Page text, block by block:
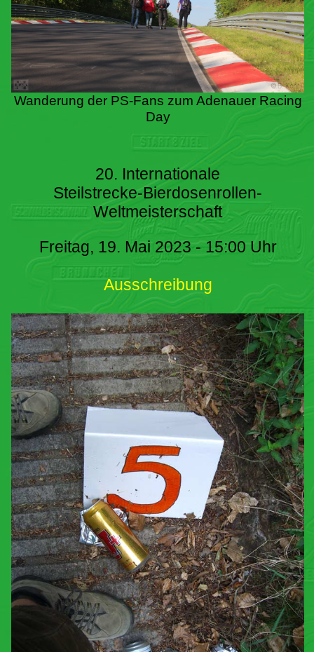
Wanderung der PS-Fans zum Adenauer Racing
Day
20. Internationale
Steilstrecke-Bierdosenrollen-
Weltmeisterschaft
Freitag, 19. Mai 2023 - 15:00 Uhr
Ausschreibung